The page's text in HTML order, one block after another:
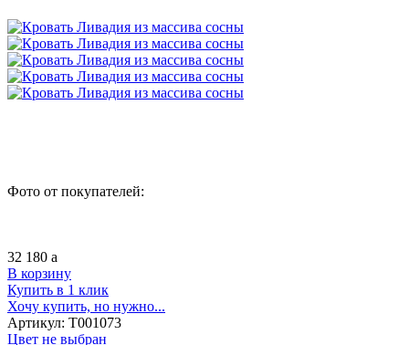
Фото от покупателей:
32 180 a
В корзину
Купить в 1 клик
Хочу купить, но нужно...
Артикул: Т001073
Цвет не выбран